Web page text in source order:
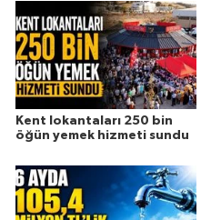
Kent lokantaları 250 bin
öğün yemek hizmeti sundu